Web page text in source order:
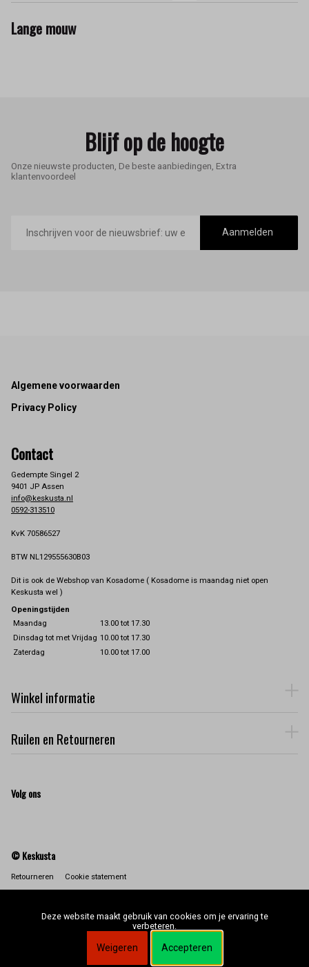
Lange mouw
Blijf op de hoogte
Onze nieuwste producten, De beste aanbiedingen, Extra
klantenvoordeel
mailadres
Aanmelden
Footer
Algemene voorwaarden
Privacy Policy
Contact
Gedempte Singel 2
9401 JP Assen
info@keskusta.nl
0592-313510
KvK 70586527
BTW NL129555630B03
Dit is ook de Webshop van Kosadome ( Kosadome is maandag niet open
Keskusta wel )
Openingstijden
Maandag
13.00 tot 17.30
Dinsdag tot met Vrijdag 10.00 tot 17.30
Zaterdag
10.00 tot 17.00
Winkel informatie
Ruilen en Retourneren
Volg ons
© Keskusta
Retourneren Cookie statement
Deze website maakt gebruik van cookies om je ervaring te
verbeteren.
Weigeren Accepteren